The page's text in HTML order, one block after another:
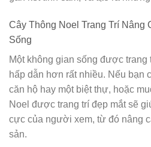
Cây Thông Noel Trang Trí Nâng
Sống
Một không gian sống được trang
hấp dẫn hơn rất nhiều. Nếu bạn
căn hộ hay một biệt thự, hoặc
Noel được trang trí đẹp mắt sẽ
cực của người xem, từ đó nâng
sản.